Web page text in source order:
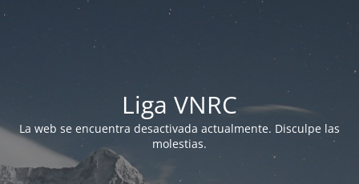
Liga VNRC
La web se encuentra desactivada actualmente. Disculpe las
molestias.